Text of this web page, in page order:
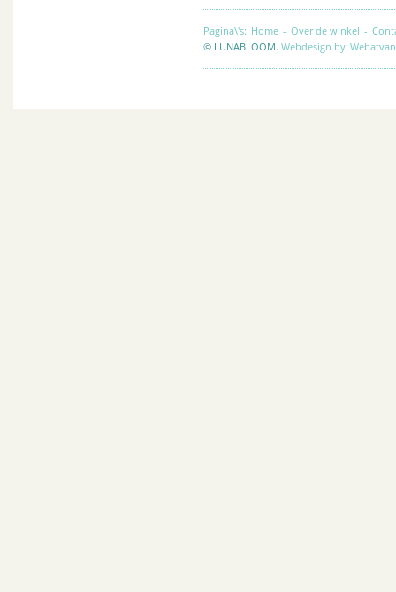
Pagina\'s: Home - Over de winkel -
© LUNABLOOM. Webdesign by